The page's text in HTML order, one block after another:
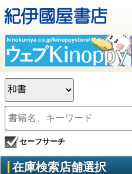
セーフサーチ
在庫検索店舗選択